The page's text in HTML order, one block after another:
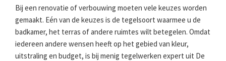
Bij een renovatie of verbouwing moeten vele keuzes worden
gemaakt. Eén van de keuzes is de tegelsoort waarmee u de
badkamer, het terras of andere ruimtes wilt betegelen. Omdat
iedereen andere wensen heeft op het gebied van kleur,
uitstraling en budget, is bij menig tegelwerken expert uit De